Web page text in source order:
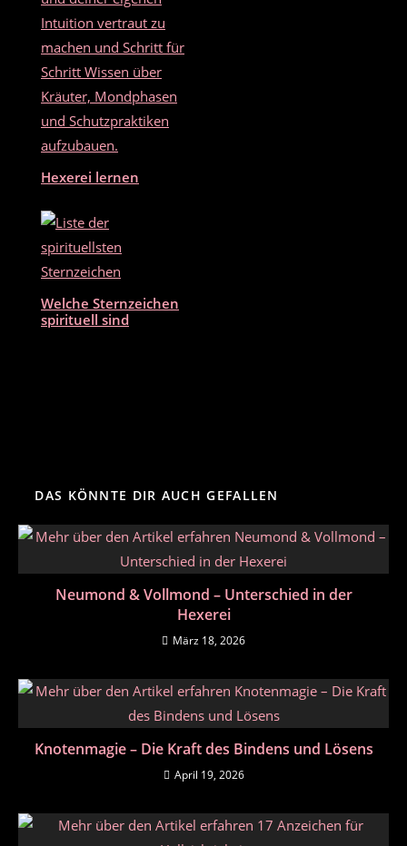
Hexerei lernen
Welche Sternzeichen
spirituell sind
DAS KÖNNTE DIR AUCH GEFALLEN
Neumond & Vollmond – Unterschied in der
Hexerei
März 18, 2026
Knotenmagie – Die Kraft des Bindens und Lösens
April 19, 2026